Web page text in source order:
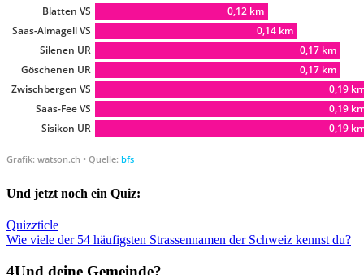
Und jetzt noch ein Quiz:
Quizzticle
Wie viele der 54 häufigsten Strassennamen der Schweiz kennst du?
Und deine Gemeinde?